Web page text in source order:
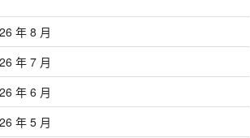
年 8 月
年 7 月
年 6 月
年 5 月